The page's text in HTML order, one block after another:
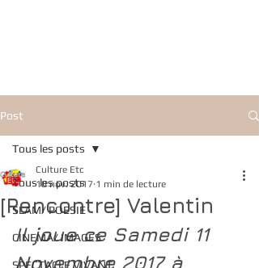
Post
Tous les posts
SLAM/ POESIE
CINEMA/ IMAGES
SPECTACLE VIVANT
Tous les posts
[Rencontre] Valentin
Culture Etc
10 nov. 2017 1 min de lecture
Il joue ce Samedi 11
Novembre 2017 à